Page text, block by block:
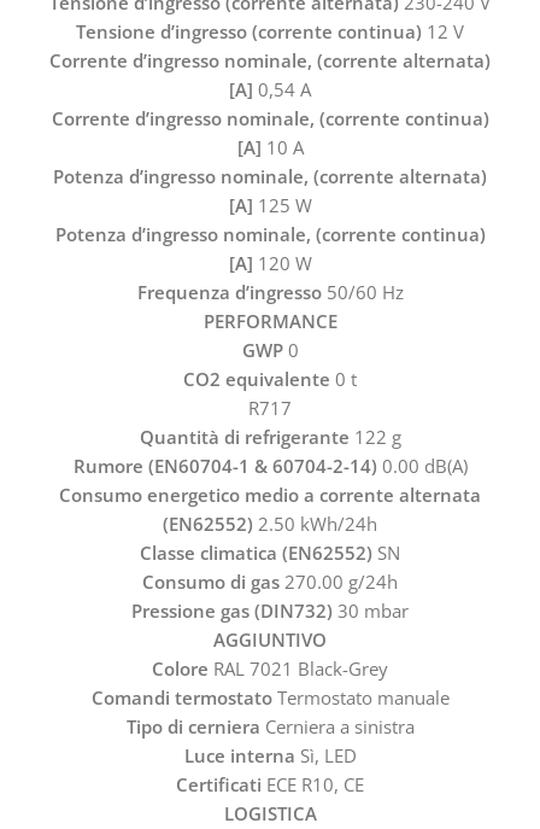
Tensione d’ingresso (corrente continua) 12 V
Corrente d’ingresso nominale, (corrente alternata)
[A] 0,54 A
Corrente d’ingresso nominale, (corrente continua)
[A] 10 A
Potenza d’ingresso nominale, (corrente alternata)
[A] 125 W
Potenza d’ingresso nominale, (corrente continua)
[A] 120 W
Frequenza d’ingresso50/60 Hz
PERFORMANCE
GWP0
CO2 equivalente 0 t
R717
Quantità di refrigerante 122 g
Rumore (EN60704-1 & 60704-2-14) 0.00 dB(A)
Consumo energetico medio a corrente alternata
(EN62552) 2.50 kWh/24h
Classe climatica (EN62552) SN
Consumo di gas 270.00 g/24h
Pressione gas (DIN732) 30 mbar
AGGIUNTIVO
Colore RAL 7021 Black-Grey
Comandi termostatoTermostato manuale
Tipo di cerniera Cerniera a sinistra
Luce interna Sì, LED
Certificati ECE R10, CE
LOGISTICA